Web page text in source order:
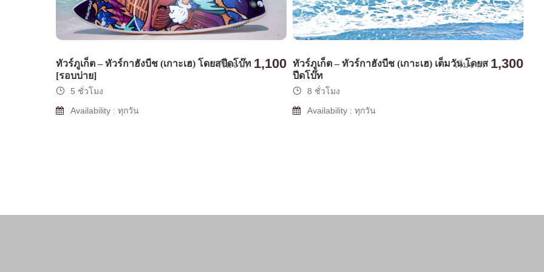
ทัวร์ภูเก็ต – ทัวร์กาฮังบีช (เกาะเฮ) โดยสปีดโบ๊ท
[รอบบ่าย]
เริ่มจาก 1,100
5 ชั่วโมง
Availability : ทุกวัน
ทัวร์ภูเก็ต – ทัวร์กาฮังบีช (เกาะเฮ) เต็มวัน โดยส
ปีดโบ๊ท
เริ่มจาก 1,300
8 ชั่วโมง
Availability : ทุกวัน